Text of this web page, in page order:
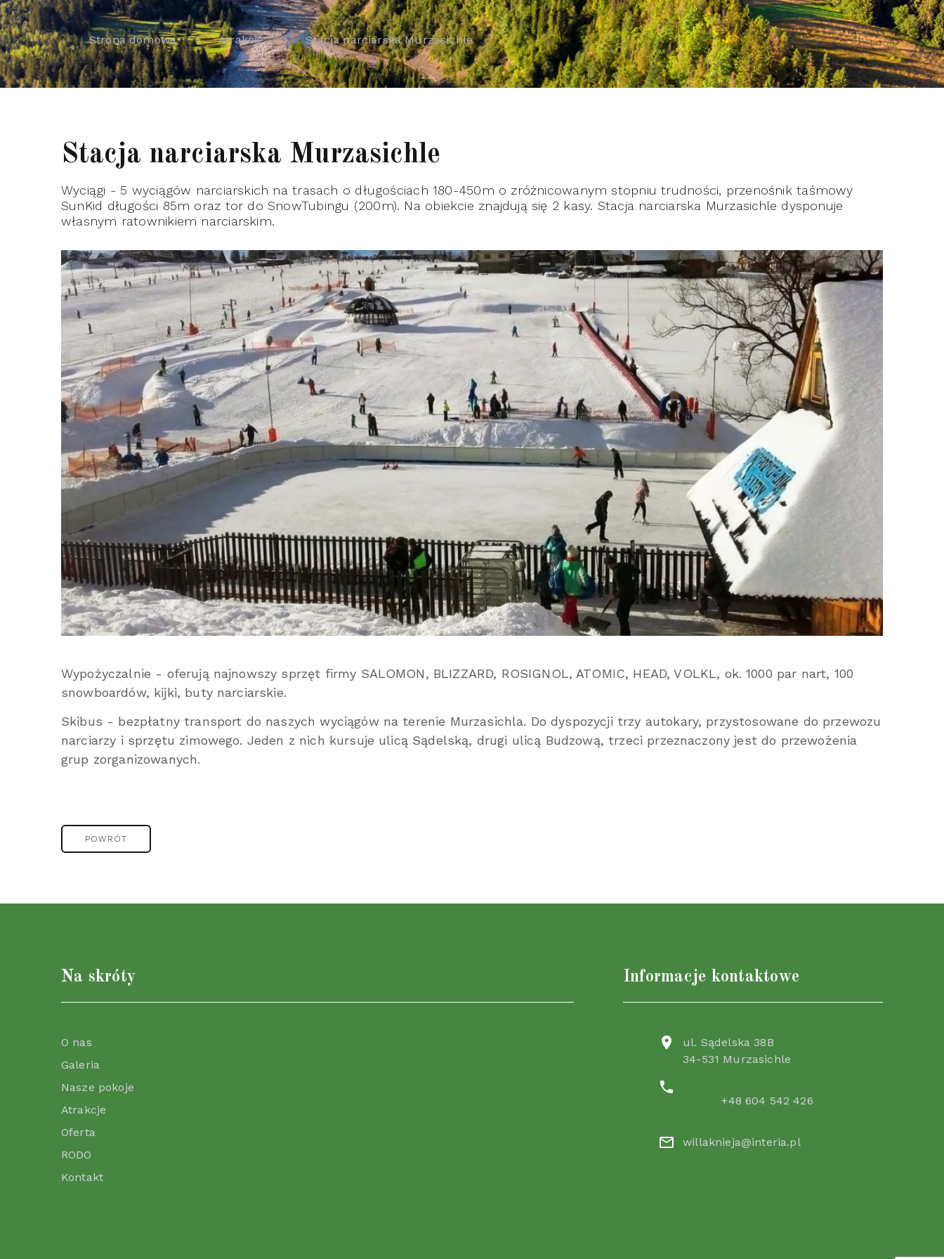
Strona domowa Atrakcje Stacja narciarska Murzasichle
Stacja narciarska Murzasichle
Wyciągi - 5 wyciągów narciarskich na trasach o długościach 180-450m o zróżnicowanym stopniu trudności, przenośnik taśmowy
SunKid długości 85m oraz tor do SnowTubingu (200m). Na obiekcie znajdują się 2 kasy. Stacja narciarska Murzasichle dysponuje
własnym ratownikiem narciarskim.
Wypożyczalnie - oferują najnowszy sprzęt firmy SALOMON, BLIZZARD, ROSIGNOL, ATOMIC, HEAD, VOLKL, ok. 1000 par nart, 100
snowboardów, kijki, buty narciarskie.
Skibus - bezpłatny transport do naszych wyciągów na terenie Murzasichla. Do dyspozycji trzy autokary, przystosowane do przewozu
narciarzy i sprzętu zimowego. Jeden z nich kursuje ulicą Sądelską, drugi ulicą Budzową, trzeci przeznaczony jest do przewożenia
grup zorganizowanych.
POWRÓT
Na skróty
O nas
Galeria
Nasze pokoje
Atrakcje
Oferta
RODO
Kontakt
Informacje kontaktowe
ul. Sądelska 38B
34-531 Murzasichle
+48 604 542 426
willaknieja@interia.pl